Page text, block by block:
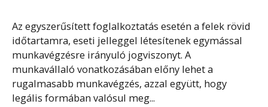
Az egyszerűsített foglalkoztatás esetén a felek rövid
időtartamra, eseti jelleggel létesítenek egymással
munkavégzésre irányuló jogviszonyt. A
munkavállaló vonatkozásában előny lehet a
rugalmasabb munkavégzés, azzal együtt, hogy
legális formában valósul meg...